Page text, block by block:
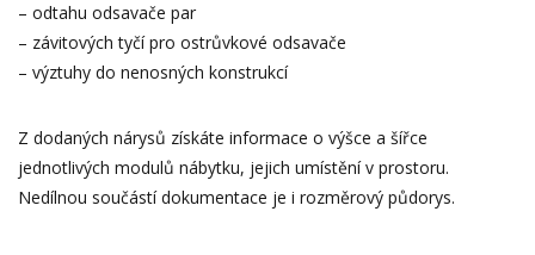
– odtahu odsavače par
– závitových tyčí pro ostrůvkové odsavače
– výztuhy do nenosných konstrukcí
Z dodaných nárysů získáte informace o výšce a šířce
jednotlivých modulů nábytku, jejich umístění v prostoru.
Nedílnou součástí dokumentace je i rozměrový půdorys.